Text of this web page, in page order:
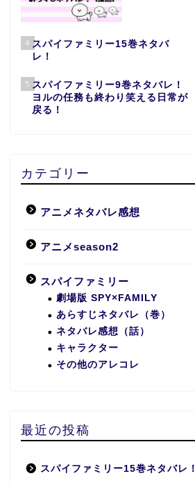
4 スパイファミリー15巻ネタバ
レ！
5 スパイファミリー9巻ネタバレ！
ヨルの任務も終わり笑える日常が
戻る！
カテゴリー
アニメネタバレ感想
アニメseason2
スパイファミリー
劇場版 SPY×FAMILY
あらすじネタバレ（巻）
ネタバレ感想（話）
キャラクター
その他のアレコレ
最近の投稿
スパイファミリー15巻ネタバレ！